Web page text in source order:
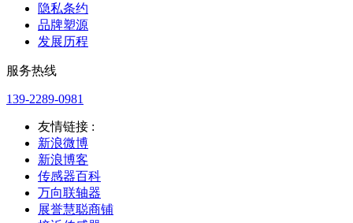
隐私条约
品牌塑源
发展历程
服务热线
139-2289-0981
友情链接 :
新浪微博
新浪博客
传感器百科
万向联轴器
展誉慧聪商铺